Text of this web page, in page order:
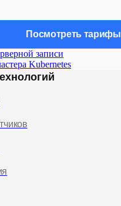
Посмотреть тарифы
записи
Kubernetes